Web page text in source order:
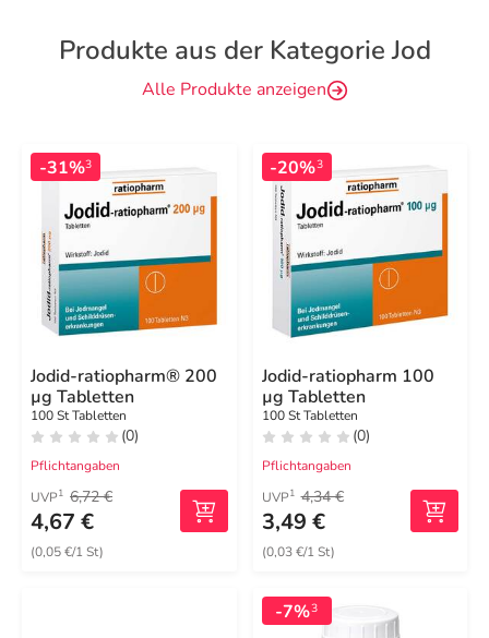
Produkte aus der Kategorie Jod
Alle Produkte anzeigen
-31%3
Jodid-ratiopharm® 200
µg Tabletten
100 St Tabletten
(0)
Pflichtangaben
UVP1 6,72 €
4,67 €
(0,05 €/1 St)
-20%3
Jodid-ratiopharm 100
µg Tabletten
100 St Tabletten
(0)
Pflichtangaben
UVP1 4,34 €
3,49 €
(0,03 €/1 St)
-7%3